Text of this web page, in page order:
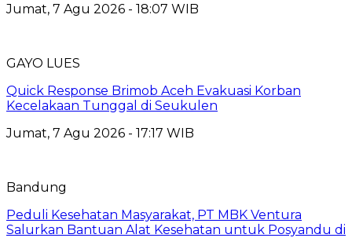
Jumat, 7 Agu 2026 - 18:07 WIB
GAYO LUES
Quick Response Brimob Aceh Evakuasi Korban
Kecelakaan Tunggal di Seukulen
Jumat, 7 Agu 2026 - 17:17 WIB
Bandung
Peduli Kesehatan Masyarakat, PT MBK Ventura
Salurkan Bantuan Alat Kesehatan untuk Posyandu di